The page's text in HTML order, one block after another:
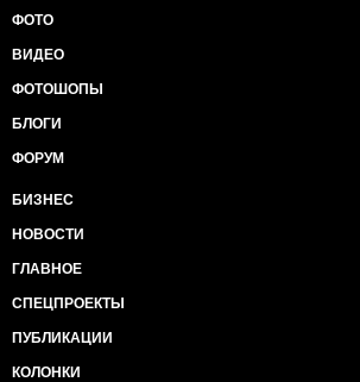
ФОТО
ВИДЕО
ФОТОШОПЫ
БЛОГИ
ФОРУМ
БИЗНЕС
НОВОСТИ
ГЛАВНОЕ
СПЕЦПРОЕКТЫ
ПУБЛИКАЦИИ
КОЛОНКИ